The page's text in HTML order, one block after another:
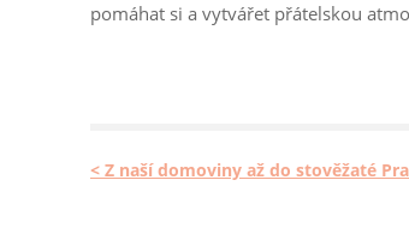
pomáhat si a vytvářet přátelskou
< Z naší domoviny až do stověžaté